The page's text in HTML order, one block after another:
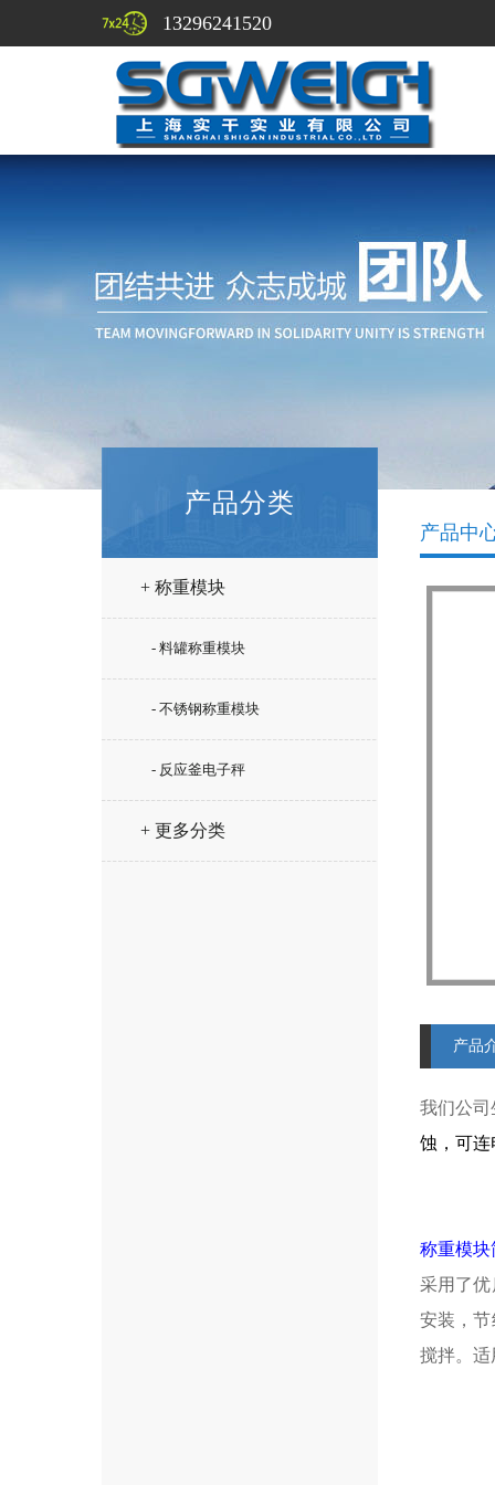
13296241520
产品分类
+ 称重模块
- 料罐称重模块
- 不锈钢称重模块
- 反应釜电子秤
+ 更多分类
产品中
产品
我们公司
蚀，可连
称重模块
采用了
安装，
搅拌。适